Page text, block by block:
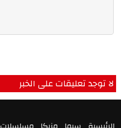
لا توجد تعليقات على الخبر